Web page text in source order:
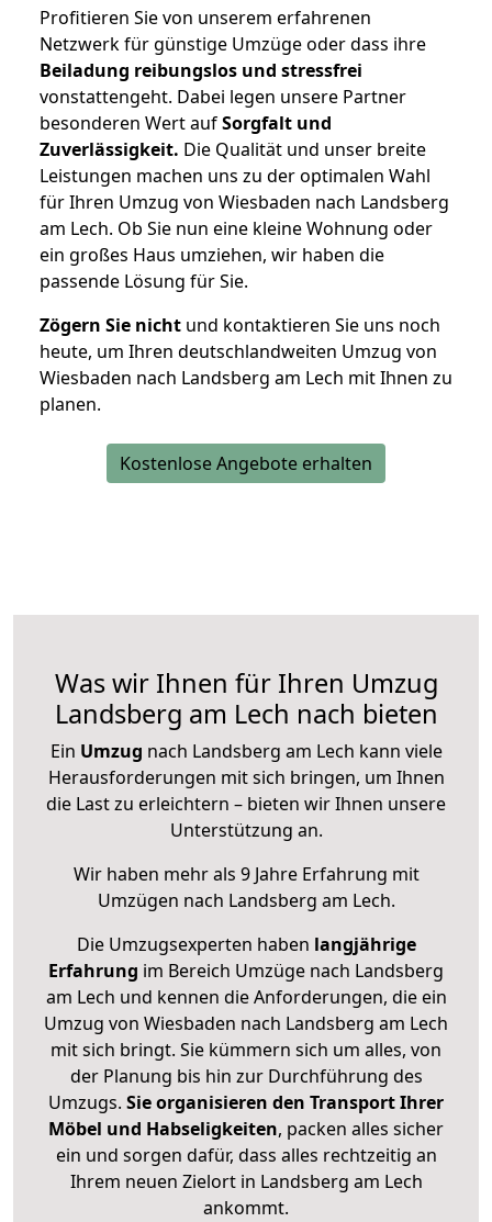
Profitieren Sie von unserem erfahrenen
Netzwerk für günstige Umzüge oder dass ihre
Beiladung reibungslos und stressfrei
vonstattengeht. Dabei legen unsere Partner
besonderen Wert aufSorgfalt und
Zuverlässigkeit. Die Qualität und unser breite
Leistungen machen uns zu der optimalen Wahl
für Ihren Umzug von Wiesbaden nach Landsberg
am Lech. Ob Sie nun eine kleine Wohnung oder
ein großes Haus umziehen, wir haben die
passende Lösung für Sie.
Zögern Sie nicht und kontaktieren Sie uns noch
heute, um Ihren deutschlandweiten Umzug von
Wiesbaden nach Landsberg am Lech mit Ihnen zu
planen.
Kostenlose Angebote erhalten
Was wir Ihnen für Ihren Umzug
Landsberg am Lech nach bieten
Ein Umzug nach Landsberg am Lech kann viele
Herausforderungen mit sich bringen, um Ihnen
die Last zu erleichtern – bieten wir Ihnen unsere
Unterstützung an.
Wir haben mehr als 9 Jahre Erfahrung mit
Umzügen nach Landsberg am Lech.
Die Umzugsexperten haben langjährige
Erfahrung im Bereich Umzüge nach Landsberg
am Lech und kennen die Anforderungen, die ein
Umzug von Wiesbaden nach Landsberg am Lech
mit sich bringt. Sie kümmern sich um alles, von
der Planung bis hin zur Durchführung des
Umzugs. Sie organisieren den Transport Ihrer
Möbel und Habseligkeiten, packen alles sicher
ein und sorgen dafür, dass alles rechtzeitig an
Ihrem neuen Zielort in Landsberg am Lech
ankommt.